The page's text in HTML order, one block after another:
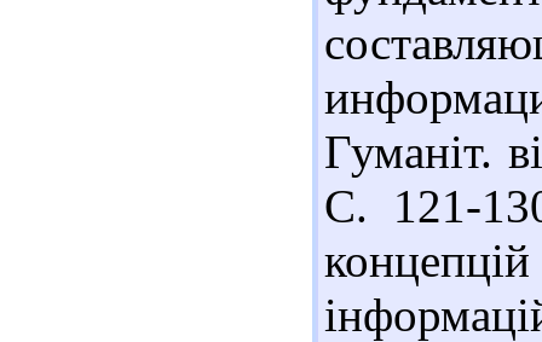
Гуманіт.
С. 121-